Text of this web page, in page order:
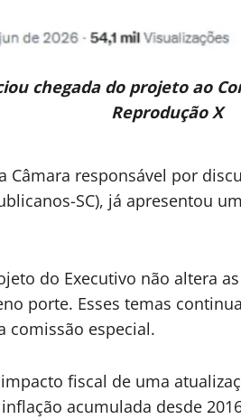
chegada do projeto ao
Reprodução X
responsável por
SC), já apresentou
do Executivo não altera
porte. Esses temas
comissão especial.
fiscal de uma
acumulada desde